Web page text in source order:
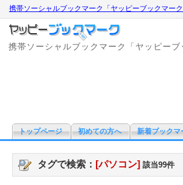
携帯ソーシャルブックマーク「ヤッピーブックマーク
携帯ソーシャルブックマーク「ヤッピー
トップページ 初めての方へ 新着ブックマ
タグで検索： [パソコン] 該当99件